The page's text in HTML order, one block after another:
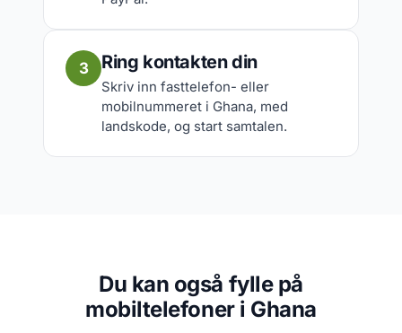
3 Ring kontakten din
Skriv inn fasttelefon- eller
mobilnummeret i Ghana, med
landskode, og start samtalen.
Du kan også fylle på
mobiltelefoner i Ghana